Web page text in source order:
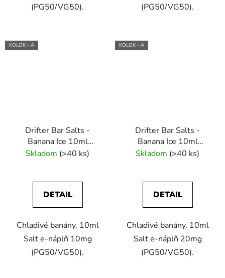
(PG50/VG50).
(PG50/VG50).
KOLOK - A
Drifter Bar Salts -
Banana Ice 10ml
(10mg) e-liquid
Skladom (>40 ks)
DETAIL
Chladivé banány. 10ml
Salt e-náplň 10mg
(PG50/VG50).
KOLOK - A
Drifter Bar Salts -
Banana Ice 10ml
(20mg) e-liquid
Skladom (>40 ks)
DETAIL
Chladivé banány. 10ml
Salt e-náplň 20mg
(PG50/VG50).